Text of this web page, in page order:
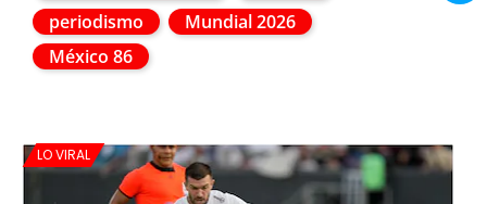
periodismo
Mundial 2026
México 86
LO VIRAL